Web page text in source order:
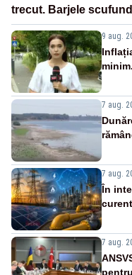
trecut. Barjele
9 aug.
7 aug.
7 aug.
În
7 aug.